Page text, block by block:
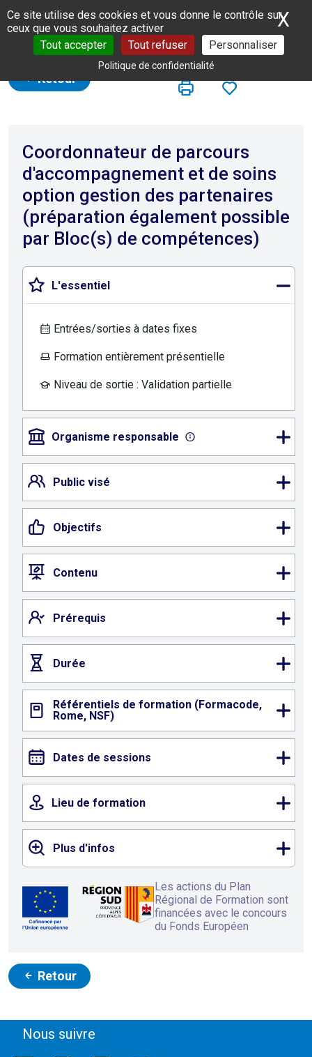
Panneau de gestion des cookies
Ce site utilise des cookies et vous donne le contrôle sur
ceux que vous souhaitez activer
Tout accepter
Tout refuser Personnaliser
Politique de confidentialité
X
Retour
Coordonnateur de parcours
d'accompagnement et de soins
option gestion des partenaires
(préparation également possible
par Bloc(s) de compétences)
L'essentiel
Entrées/sorties à dates fixes
Formation entièrement présentielle
Niveau de sortie : Validation partielle
Organisme responsable
Public visé
Objectifs
Contenu
Prérequis
Durée
Référentiels de formation (Formacode,
Rome, NSF)
Dates de sessions
Lieu de formation
Plus d'infos
Les actions du Plan
Régional de Formation sont
financées avec le concours
du Fonds Européen
Retour
Nous suivre